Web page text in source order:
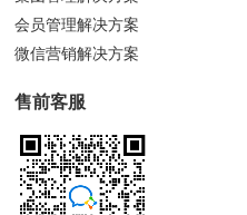
会员管理解决方案
微信营销解决方案
售前客服